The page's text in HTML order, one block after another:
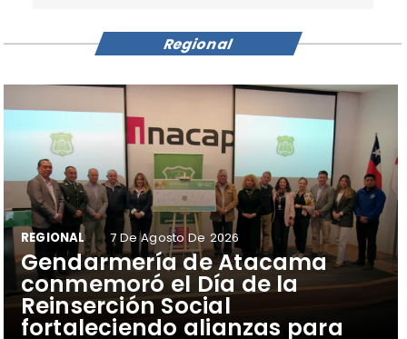
​Gendarmería de Atacama
conmemoró el Día de la
Reinserción Social
fortaleciendo alianzas para
REGIONAL 7 De Agosto De 2026
Regional